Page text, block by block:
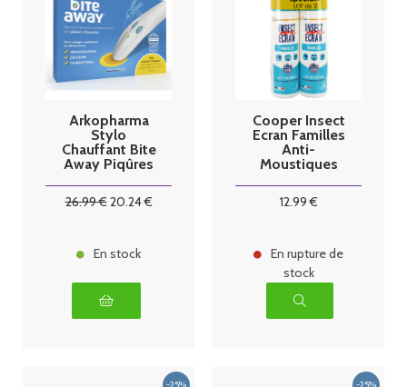
Arkopharma
Stylo
Chauffant Bite
Away Piqûres
Insectes
26.99€20.24€
En stock
Cooper Insect
Ecran Familles
Anti-
Moustiques
ml
12.99€
En rupture de
stock